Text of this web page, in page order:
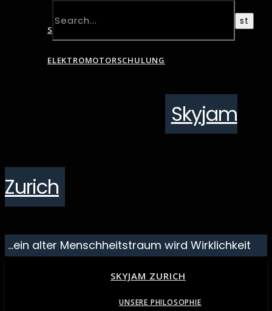
SCHNUPPERTAG
ELEKTROMOTORSCHULUNG
Skyjam
Zurich
…ein alter Menschheitstraum wird Wirklichkeit
SKYJAM ZURICH
UNSERE PHILOSOPHIE